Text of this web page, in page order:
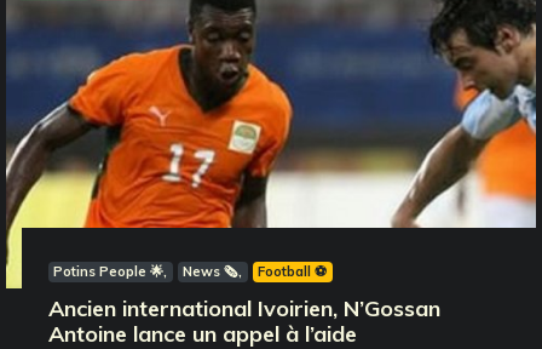
Potins People 🌟 News 🗞️ Football ⚽️
Ancien international Ivoirien, N’Gossan
Antoine lance un appel à l’aide